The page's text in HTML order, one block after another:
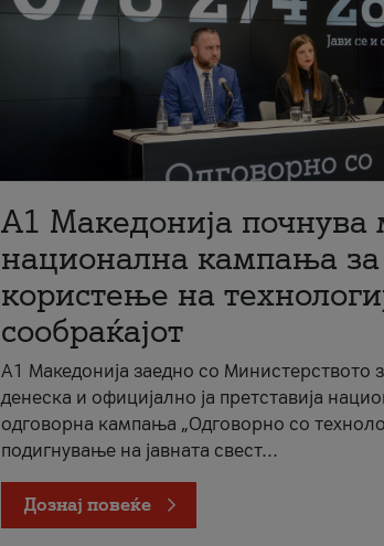
A1 Македонија почнува
национална кампања за
користење на
сообраќајот
A1 Македонија заедно со Министерството
денеска и официјално ја претставија
одговорна кампања „Одговорно со
подигнување на јавната свест...
Дознај повеќе